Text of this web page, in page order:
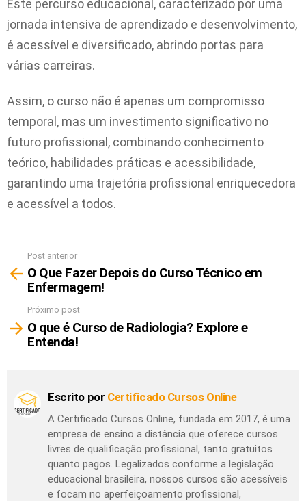
Este percurso educacional, caracterizado por uma
jornada intensiva de aprendizado e desenvolvimento,
é acessível e diversificado, abrindo portas para
várias carreiras.
Assim, o curso não é apenas um compromisso
temporal, mas um investimento significativo no
futuro profissional, combinando conhecimento
teórico, habilidades práticas e acessibilidade,
garantindo uma trajetória profissional enriquecedora
e acessível a todos.
mais
Post anterior
O Que Fazer Depois do Curso Técnico em
Enfermagem!
Próximo post
O que é Curso de Radiologia? Explore e
Entenda!
Escrito por Certificado Cursos Online
A Certificado Cursos Online, fundada em 2017, é uma
empresa de ensino a distância que oferece cursos
livres de qualificação profissional, tanto gratuitos
quanto pagos. Legalizados conforme a legislação
educacional brasileira, nossos cursos são acessíveis
e focam no aperfeiçoamento profissional,